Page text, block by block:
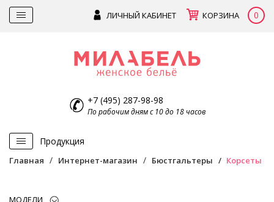
ЛИЧНЫЙ КАБИНЕТ КОРЗИНА 0
+7 (495) 287-98-98
По рабочим дням с 10 до 18 часов
Продукция
Главная Интернет-магазин Бюстгальтеры Корсеты
МОДЕЛИ